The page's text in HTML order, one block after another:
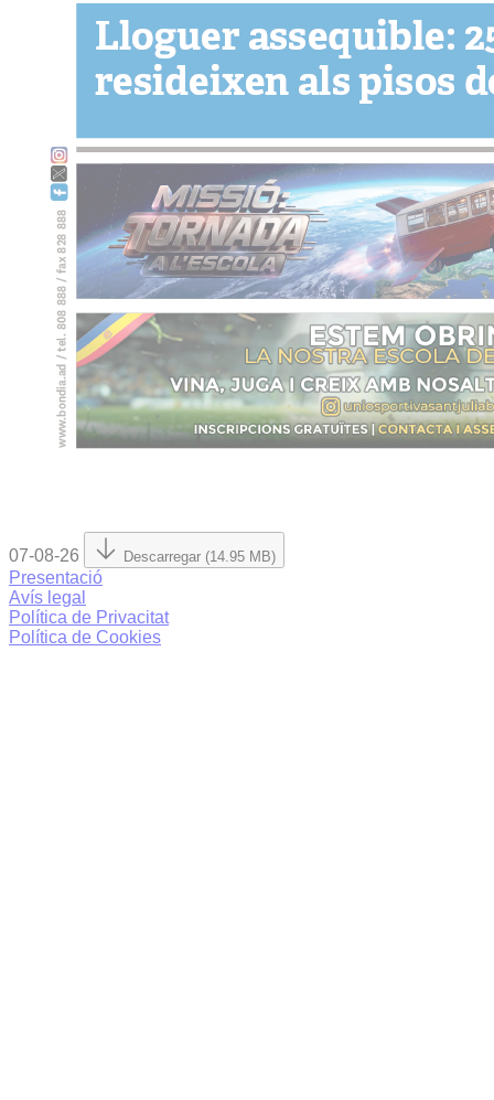
07-08-26 Descarregar (14.95 MB)
Presentació
Avís legal
Política de Privacitat
Política de Cookies